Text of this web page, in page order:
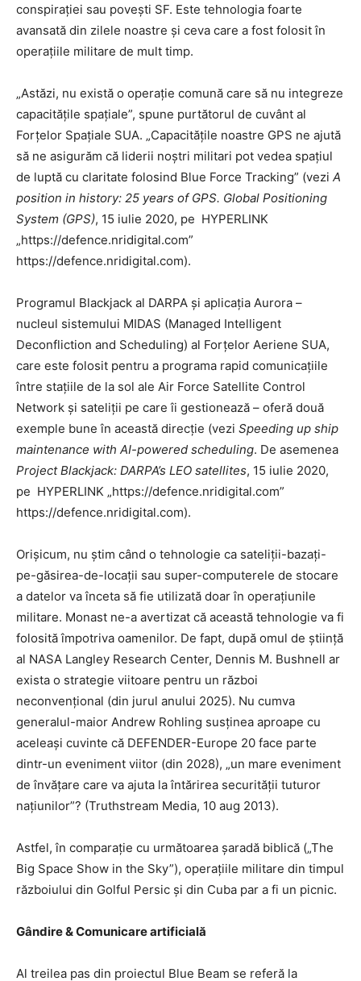
conspirației sau povești SF. Este tehnologia foarte
avansată din zilele noastre și ceva care a fost folosit în
operațiile militare de mult timp.
„Astăzi, nu există o operație comună care să nu integreze
capacitățile spațiale”, spune purtătorul de cuvânt al
Forțelor Spațiale SUA. „Capacitățile noastre GPS ne ajută
să ne asigurăm că liderii noștri militari pot vedea spațiul
de luptă cu claritate folosind Blue Force Tracking” (vezi A
position in history: 25 years of GPS. Global Positioning
System (GPS), 15 iulie 2020, pe HYPERLINK
„https://defence.nridigital.com”
https://defence.nridigital.com).
Programul Blackjack al DARPA și aplicația Aurora –
nucleul sistemului MIDAS (Managed Intelligent
Deconfliction and Scheduling) al Forțelor Aeriene SUA,
care este folosit pentru a programa rapid comunicațiile
între stațiile de la sol ale Air Force Satellite Control
Network și sateliții pe care îi gestionează – oferă două
exemple bune în această direcție (vezi Speeding up ship
maintenance with AI-powered scheduling. De asemenea
Project Blackjack: DARPA’s LEO satellites, 15 iulie 2020,
pe HYPERLINK „https://defence.nridigital.com”
https://defence.nridigital.com).
Orișicum, nu știm când o tehnologie ca sateliții-bazați-
pe-găsirea-de-locații sau super-computerele de stocare
a datelor va înceta să fie utilizată doar în operațiunile
militare. Monast ne-a avertizat că această tehnologie va fi
folosită împotriva oamenilor. De fapt, după omul de știință
al NASA Langley Research Center, Dennis M. Bushnell ar
exista o strategie viitoare pentru un război
neconvențional (din jurul anului 2025). Nu cumva
generalul-maior Andrew Rohling susținea aproape cu
aceleași cuvinte că DEFENDER-Europe 20 face parte
dintr-un eveniment viitor (din 2028), „un mare eveniment
de învățare care va ajuta la întărirea securității tuturor
națiunilor”? (Truthstream Media, 10 aug 2013).
Astfel, în comparație cu următoarea șaradă biblică („The
Big Space Show in the Sky”), operațiile militare din timpul
războiului din Golful Persic și din Cuba par a fi un picnic.
Gândire & Comunicare artificială
Al treilea pas din proiectul Blue Beam se referă la